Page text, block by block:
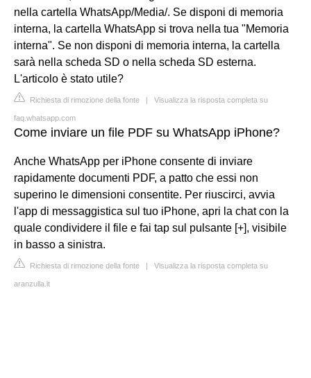
nella cartella WhatsApp/Media/. Se disponi di memoria
interna, la cartella WhatsApp si trova nella tua "Memoria
interna". Se non disponi di memoria interna, la cartella
sarà nella scheda SD o nella scheda SD esterna.
L'articolo è stato utile?
Richiesta di rimozione della fonte | Visualizza la risposta completa su
faq.whatsapp.com
Come inviare un file PDF su WhatsApp iPhone?
Anche WhatsApp per iPhone consente di inviare
rapidamente documenti PDF, a patto che essi non
superino le dimensioni consentite. Per riuscirci, avvia
l'app di messaggistica sul tuo iPhone, apri la chat con la
quale condividere il file e fai tap sul pulsante [+], visibile
in basso a sinistra.
Richiesta di rimozione della fonte | Visualizza la risposta completa su
aranzulla.it